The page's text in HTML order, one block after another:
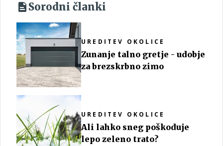
Sorodni članki
UREDITEV OKOLICE
Zunanje talno gretje - udobje
za brezskrbno zimo
UREDITEV OKOLICE
Ali lahko sneg poškoduje
lepo zeleno trato?